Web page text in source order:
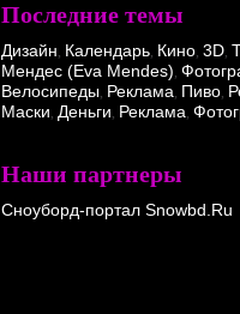
Последние темы
Дизайн, Календарь, Кино, 3D,
Мендес (Eva Mendes),
Велосипеды, Реклама, Пиво,
Маски, Деньги, Реклама,
Наши партнеры
Сноуборд-портал Snowbd.Ru